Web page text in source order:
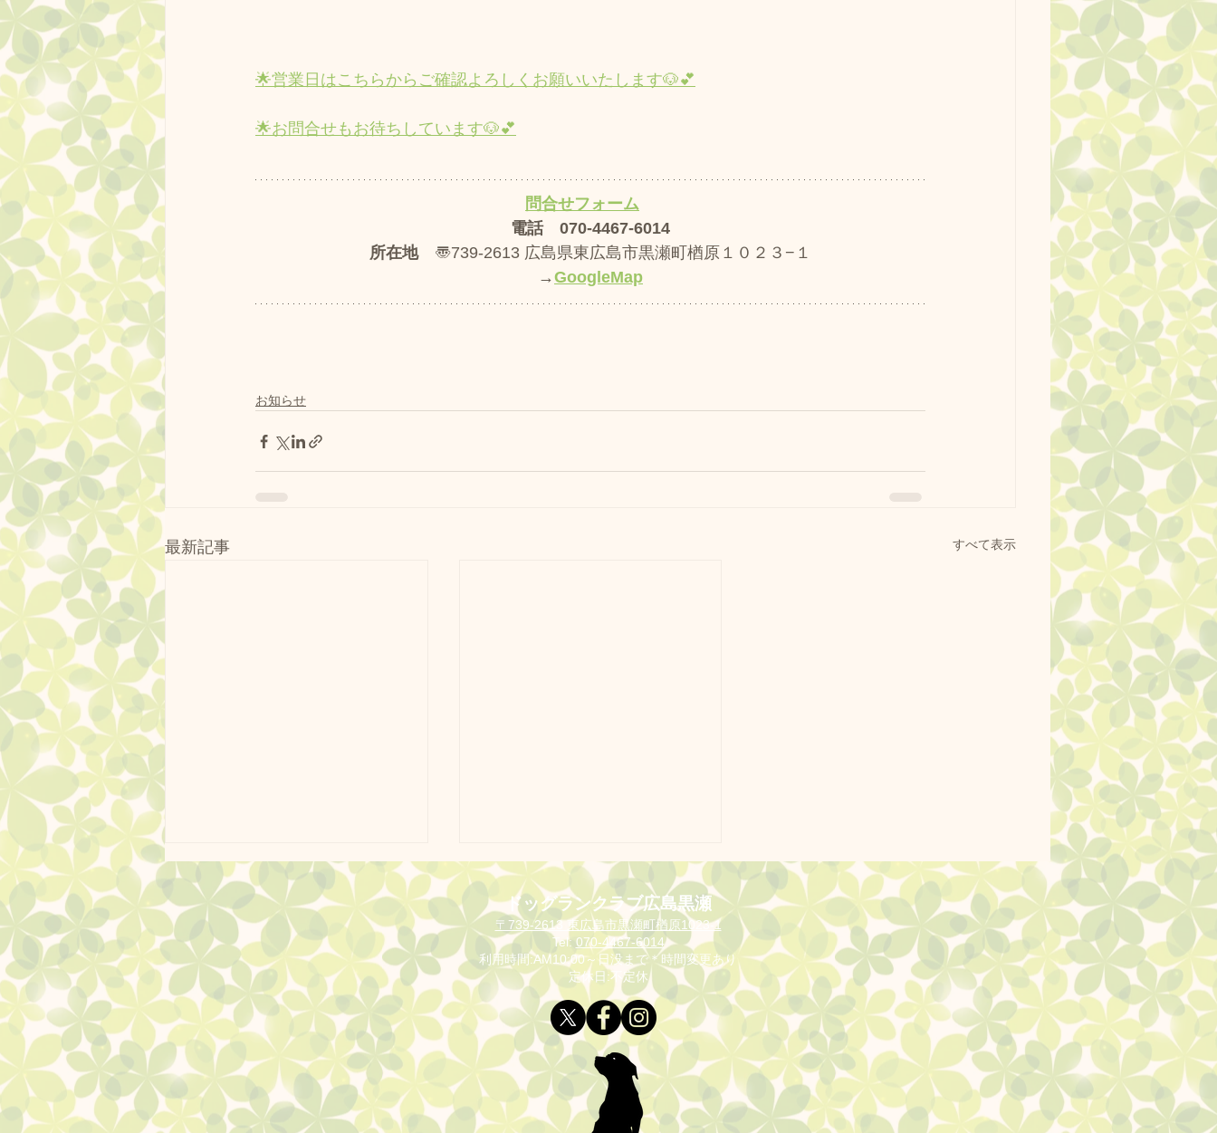
🌟営業日はこちらからご確認よろしくお願いいたします🐶💕
🌟お問合せもお待ちしています🐶💕​
問合せフォーム
電話　070-4467-6014
所在地 〠739-2613 広島県東広島市黒瀬町楢原１０２３−１
→GoogleMap
お知らせ
最新記事 すべて表示
ドッグランクラブ果樹園で
は、これから収穫の時期です
🍇🍓
写真お待たせいたしました🙇‍♀️
今週日曜日のお客様
ドッグランクラブ広島黒瀬
〒739-2613 東広島市黒瀬町楢原1023-1
Tel: 070-4467-6014
利用時間:AM10:00～日没まで＊時間変更あり
定休日:不定休